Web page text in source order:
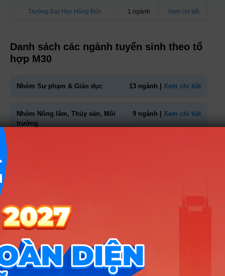
Trường Đại Học Hồng Đức 1 ngành Xem chi tiết
Danh sách các ngành tuyển sinh theo tổ
hợp M30
Nhóm Sư phạm & Giáo dục 13 ngành | Xem chi tiết
Nhóm Nông lâm, Thủy sản, Môi
trường
9 ngành | Xem chi tiết
Nhóm KHXH&NV - Luật
Nhóm Khoa học & Công nghệ
thông tin
2 ngành |